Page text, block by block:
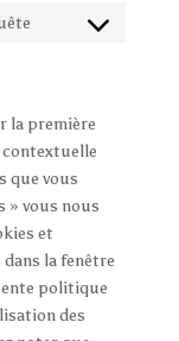
Consent
divers
la première
que vous
» vous nous
et
dans la fenêtre
politique
des